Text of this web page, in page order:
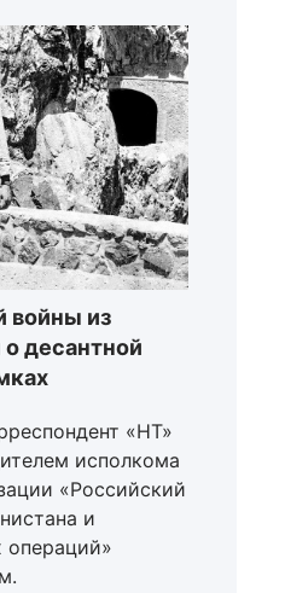
войны из
десантной
«НТ»
исполкома
«Российский
и
операций»